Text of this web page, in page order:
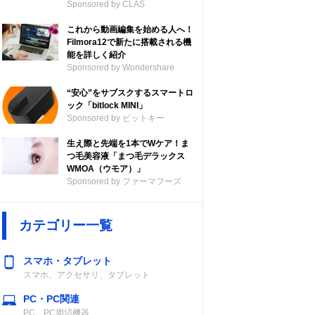
Sponsored by CLAS
これから動画編集を始める人へ！
Filmora12で新たに搭載される機
能を詳しく紹介
Sponsored by Wondershare
“安心”をサブスクするスマートロ
ック「bitlock MINI」
Sponsored by ビットキー
生え際と先端を1本でWケア！ま
つ毛美容液「まつ毛デラックス
WMOA（ウモア）」
Sponsored by ファーマフーズ
カテゴリー一覧
スマホ・タブレット
スマホ、アクセサリ、タブレット
PC・PC関連